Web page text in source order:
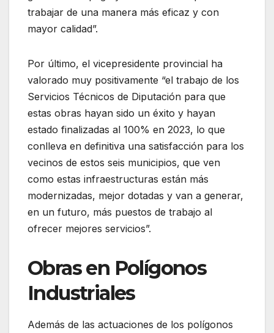
trabajar de una manera más eficaz y con
mayor calidad”.
Por último, el vicepresidente provincial ha
valorado muy positivamente “el trabajo de los
Servicios Técnicos de Diputación para que
estas obras hayan sido un éxito y hayan
estado finalizadas al 100% en 2023, lo que
conlleva en definitiva una satisfacción para los
vecinos de estos seis municipios, que ven
como estas infraestructuras están más
modernizadas, mejor dotadas y van a generar,
en un futuro, más puestos de trabajo al
ofrecer mejores servicios”.
Obras en Polígonos
Industriales
Además de las actuaciones de los polígonos